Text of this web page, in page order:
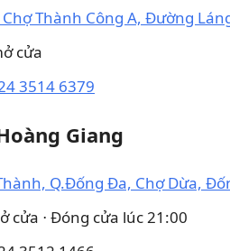
Chợ Thành Công A, Đường
cửa
3514 6379
Giang
Q.Đống Đa, Chợ Dừa,
cửa ⋅ Đóng cửa lúc 21:00